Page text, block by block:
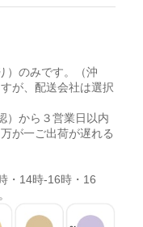
）のみです。（沖
が、配送会社は選択
）から３営業日以内
が一ご出荷が遅れる
・14時-16時・16